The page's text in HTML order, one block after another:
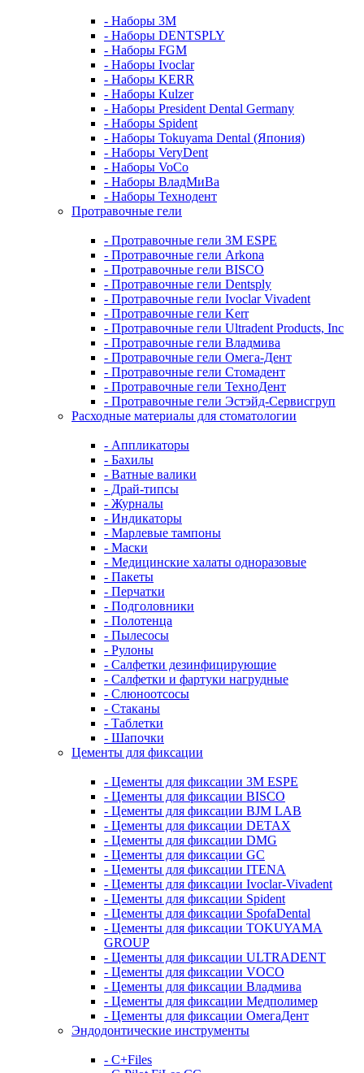
- Наборы 3М
- Наборы DENTSPLY
- Наборы FGM
- Наборы Ivoclar
- Наборы KERR
- Наборы Kulzer
- Наборы President Dental Germany
- Наборы Spident
- Наборы Tokuyama Dental (Япония)
- Наборы VeryDent
- Наборы VoCo
- Наборы ВладМиВа
- Наборы Технодент
Протравочные гели
- Протравочные гели 3М ESPE
- Протравочные гели Arkona
- Протравочные гели BISCO
- Протравочные гели Dentsply
- Протравочные гели Ivoclar Vivadent
- Протравочные гели Kerr
- Протравочные гели Ultradent Products, Inc
- Протравочные гели Владмива
- Протравочные гели Омега-Дент
- Протравочные гели Стомадент
- Протравочные гели ТехноДент
- Протравочные гели Эстэйд-Сервисгруп
Расходные материалы для стоматологии
- Аппликаторы
- Бахилы
- Ватные валики
- Драй-типсы
- Журналы
- Индикаторы
- Марлевые тампоны
- Маски
- Медицинские халаты одноразовые
- Пакеты
- Перчатки
- Подголовники
- Полотенца
- Пылесосы
- Рулоны
- Салфетки дезинфицирующие
- Салфетки и фартуки нагрудные
- Слюноотсосы
- Стаканы
- Таблетки
- Шапочки
Цементы для фиксации
- Цементы для фиксации 3M ESPE
- Цементы для фиксации BISCO
- Цементы для фиксации BJM LAB
- Цементы для фиксации DETAX
- Цементы для фиксации DMG
- Цементы для фиксации GC
- Цементы для фиксации ITENA
- Цементы для фиксации Ivoclar-Vivadent
- Цементы для фиксации Spident
- Цементы для фиксации SpofaDental
- Цементы для фиксации TOKUYAMA
GROUP
- Цементы для фиксации ULTRADENT
- Цементы для фиксации VOCO
- Цементы для фиксации Владмива
- Цементы для фиксации Медполимер
- Цементы для фиксации ОмегаДент
Эндодонтические инструменты
- C+Files